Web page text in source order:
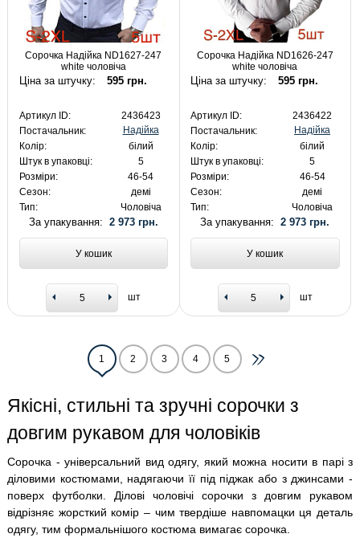
Сорочка Надійка ND1627-247
white чоловіча
Ціна за штучку: 595 грн.
Артикул ID:
2436423
Постачальник:
Надійка
Колір:
білий
Штук в упаковці:
5
Розміри:
46-54
Сезон:
демі
Тип:
Чоловіча
За упакування: 2 973 грн.
У кошик
шт
Сорочка Надійка ND1626-247
white чоловіча
Ціна за штучку: 595 грн.
Артикул ID:
2436422
Постачальник:
Надійка
Колір:
білий
Штук в упаковці:
5
Розміри:
46-54
Сезон:
демі
Тип:
Чоловіча
За упакування:2 973 грн.
У кошик
шт
1 2 3 4 5
Якісні, стильні та зручні сорочки з
довгим рукавом для чоловіків
Сорочка - універсальний вид одягу, який можна носити в парі з
діловими костюмами, надягаючи її під піджак або з джинсами -
поверх футболки. Ділові чоловічі сорочки з довгим рукавом
відрізняє жорсткий комір – чим твердіше навпомацки ця деталь
одягу, тим формальнішого костюма вимагає сорочка.